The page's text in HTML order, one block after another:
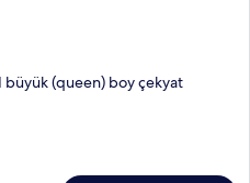
büyük (queen) boy çekyat